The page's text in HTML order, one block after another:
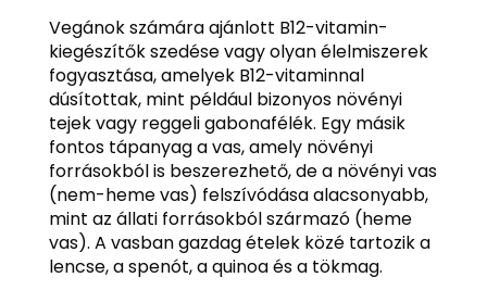
Vegánok számára ajánlott B12-vitamin-
kiegészítők szedése vagy olyan élelmiszerek
fogyasztása, amelyek B12-vitaminnal
dúsítottak, mint például bizonyos növényi
tejek vagy reggeli gabonafélék. Egy másik
fontos tápanyag a vas, amely növényi
forrásokból is beszerezhető, de a növényi vas
(nem-heme vas) felszívódása alacsonyabb,
mint az állati forrásokból származó (heme
vas). A vasban gazdag ételek közé tartozik a
lencse, a spenót, a quinoa és a tökmag.